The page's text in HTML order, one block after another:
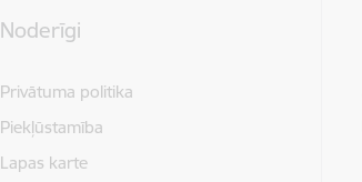
Noderīgi
Privātuma politika
Piekļūstamība
Lapas karte